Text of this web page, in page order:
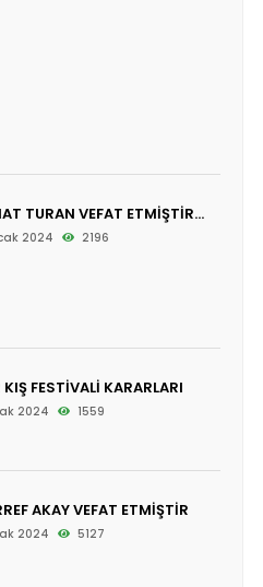
TURAN VEFAT ETMİŞTİR...
2024 2196
KIŞ FESTİVALİ KARARLARI
2024 1559
AKAY VEFAT ETMİŞTİR
2024 5127